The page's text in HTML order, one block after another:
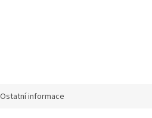
Ostatní informace